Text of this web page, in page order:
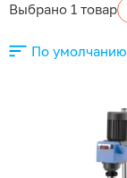
Выбрано 1 товар
По умолчанию